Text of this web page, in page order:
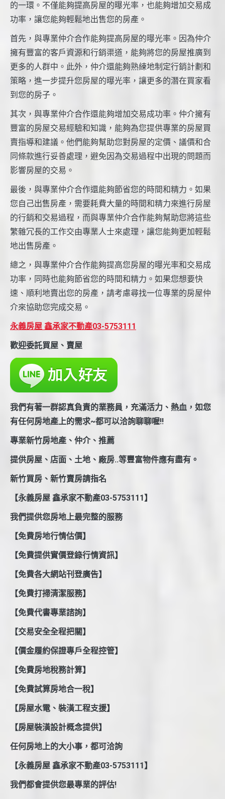
的一環。不僅能夠提高房屋的曝光率，也能夠增加交易成
功率，讓您能夠輕鬆地出售您的房產。
首先，與專業仲介合作能夠提高房屋的曝光率。因為仲介
擁有豐富的客戶資源和行銷渠道，能夠將您的房屋推廣到
更多的人群中。此外，仲介還能夠熟練地制定行銷計劃和
策略，進一步提升您房屋的曝光率，讓更多的潛在買家看
到您的房子。
其次，與專業仲介合作還能夠增加交易成功率。仲介擁有
豐富的房屋交易經驗和知識，能夠為您提供專業的房屋買
賣指導和建議。他們能夠幫助您對房屋的定價、議價和合
同條款進行妥善處理，避免因為交易過程中出現的問題而
影響房屋的交易。
最後，與專業仲介合作還能夠節省您的時間和精力。如果
您自己出售房產，需要耗費大量的時間和精力來進行房屋
的行銷和交易過程，而與專業仲介合作能夠幫助您將這些
繁雜冗長的工作交由專業人士來處理，讓您能夠更加輕鬆
地出售房產。
總之，與專業仲介合作能夠提高您房屋的曝光率和交易成
功率，同時也能夠節省您的時間和精力。如果您想要快
速、順利地賣出您的房產，請考慮尋找一位專業的房屋仲
介來協助您完成交易。
永義房屋 鑫承家不動產03-5753111
歡迎委託買屋、賣屋
我們有著一群認真負責的業務員，充滿活力、熱血，如您
有任何房地產上的需求~都可以洽詢聊聊喔!!
專業新竹房地產、仲介、推薦
提供房屋、店面、土地、廠房..等豐富物件應有盡有。
新竹買房、新竹賣房請指名
【永義房屋 鑫承家不動產03-5753111】
我們提供您房地上最完整的服務
【免費房地行情估價】
【免費提供實價登錄行情資訊】
【免費各大網站刊登廣告】
【免費打掃清潔服務】
【免費代書專業諮詢】
【交易安全全程把關】
【價金履約保證專戶全程控管】
【免費房地稅務計算】
【免費試算房地合一稅】
【房屋水電、裝潢工程支援】
【房屋裝潢設計概念提供】
任何房地上的大小事，都可洽詢
【永義房屋 鑫承家不動產03-5753111】
我們都會提供您最專業的評估!